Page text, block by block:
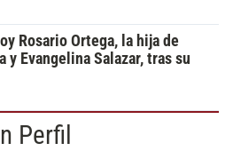
Rosario Ortega, la hija de
y Evangelina Salazar, tras su
Perfil